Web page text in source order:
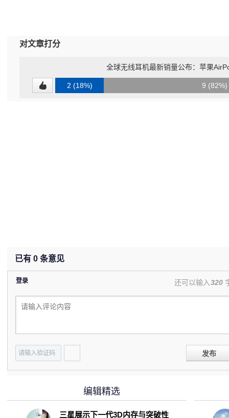
对文章打分
全球无线耳机最新销量公布：苹果
2 (18%) 9 (82%)
已有 0 条意见
登录 还可以输入320
发布
编辑精选
三星展示下一代3D内存与突破性